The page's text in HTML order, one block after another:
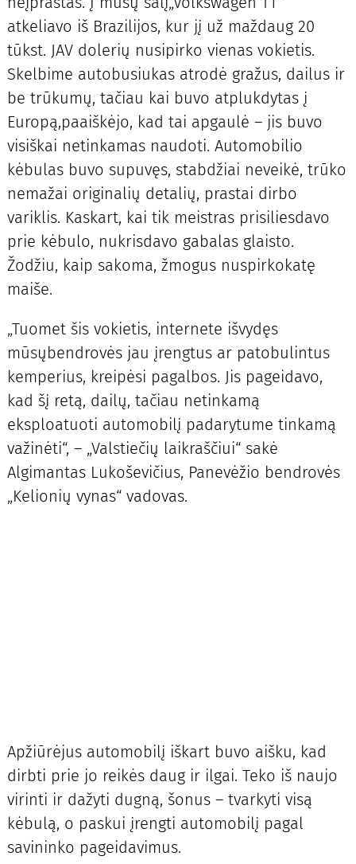
atkeliavo iš Brazilijos, kur jį už maždaug 20
tūkst. JAV dolerių nusipirko vienas vokietis.
Skelbime autobusiukas atrodė gražus, dailus ir
be trūkumų, tačiau kai buvo atplukdytas į
Europą,paaiškėjo, kad tai apgaulė – jis buvo
visiškai netinkamas naudoti. Automobilio
kėbulas buvo supuvęs, stabdžiai neveikė, trūko
nemažai originalių detalių, prastai dirbo
variklis. Kaskart, kai tik meistras prisiliesdavo
prie kėbulo, nukrisdavo gabalas glaisto.
Žodžiu, kaip sakoma, žmogus nuspirkokatę
maiše.
„Tuomet šis vokietis, internete išvydęs
mūsųbendrovės jau įrengtus ar patobulintus
kemperius, kreipėsi pagalbos. Jis pageidavo,
kad šį retą, dailų, tačiau netinkamą
eksploatuoti automobilį padarytume tinkamą
važinėti“, – „Valstiečių laikraščiui“ sakė
Algimantas Lukoševičius, Panevėžio bendrovės
„Kelionių vynas“ vadovas.
Apžiūrėjus automobilį iškart buvo aišku, kad
dirbti prie jo reikės daug ir ilgai. Teko iš naujo
virinti ir dažyti dugną, šonus – tvarkyti visą
kėbulą, o paskui įrengti automobilį pagal
savininko pageidavimus.